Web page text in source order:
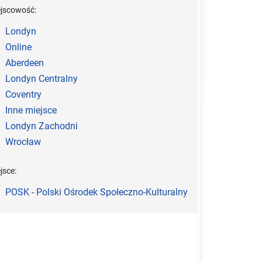
Londyn
Online
Aberdeen
Londyn Centralny
Coventry
Inne miejsce
Londyn Zachodni
Wrocław
POSK - Polski Ośrodek Społeczno-Kulturalny